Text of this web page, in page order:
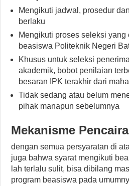
Mengikuti jadwal, prosedur
berlaku
Mengikuti proses seleksi
beasiswa Politeknik Negeri
Khusus untuk seleksi
akademik, bobot penilaian
besaran IPK terakhir dari
Tidak sedang atau belum
pihak manapun sebelumnya
Mekanisme
dengan semua persyaratan di
juga bahwa syarat mengikuti
lah terlalu sulit, bisa dibilang
program beasiswa pada